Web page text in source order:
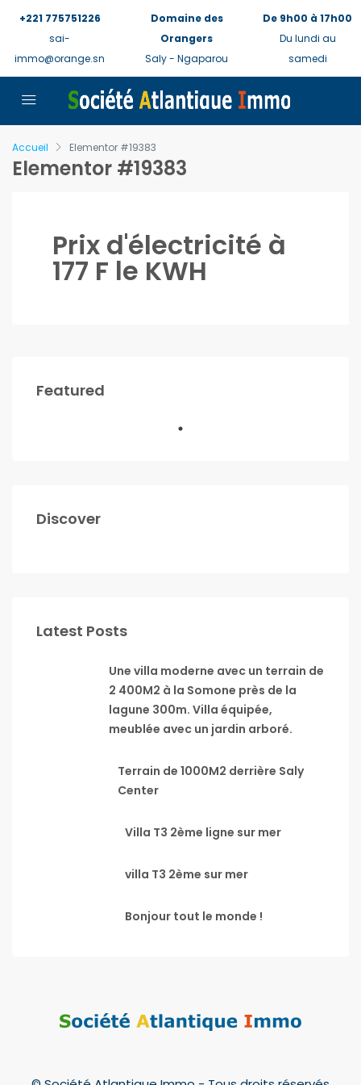
+221 775751226
sai-
immo@orange.sn
Domaine des
Orangers
Saly - Ngaparou
De 9h00 à 17h00
Du lundi au
samedi
Accueil Elementor #19383
Elementor #19383
Prix d'électricité à
177 F le KWH
Featured
Discover
Latest Posts
Une villa moderne avec un terrain de
2 400M2 à la Somone près de la
lagune 300m. Villa équipée,
meublée avec un jardin arboré.
Terrain de 1000M2 derrière Saly
Center
Villa T3 2ème ligne sur mer
villa T3 2ème sur mer
Bonjour tout le monde !